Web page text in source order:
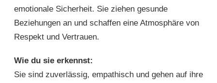
emotionale Sicherheit. Sie ziehen gesunde
Beziehungen an und schaffen eine Atmosphäre von
Respekt und Vertrauen.
Wie du sie erkennst:
Sie sind zuverlässig, empathisch und gehen auf ihre